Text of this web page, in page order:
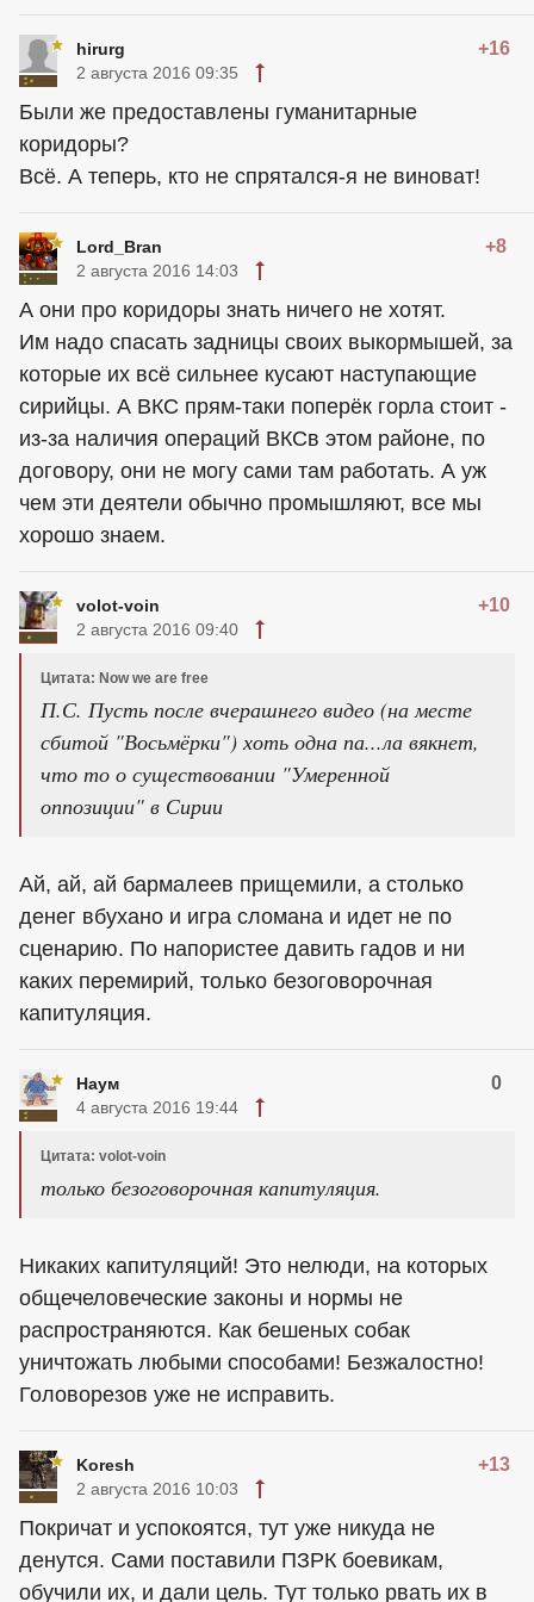
hirurg +16
2 августа 2016 09:35
Были же предоставлены гуманитарные
коридоры?
Всё. А теперь, кто не спрятался-я не виноват!
Lord_Bran +8
2 августа 2016 14:03
А они про коридоры знать ничего не хотят.
Им надо спасать задницы своих выкормышей, за
которые их всё сильнее кусают наступающие
сирийцы. А ВКС прям-таки поперёк горла стоит -
из-за наличия операций ВКСв этом районе, по
договору, они не могу сами там работать. А уж
чем эти деятели обычно промышляют, все мы
хорошо знаем.
volot-voin +10
2 августа 2016 09:40
Цитата: Now we are free
П.С. Пусть после вчерашнего видео (на месте
сбитой "Восьмёрки") хоть одна па...ла вякнет,
что то о существовании "Умеренной
оппозиции" в Сирии
Ай, ай, ай бармалеев прищемили, а столько
денег вбухано и игра сломана и идет не по
сценарию. По напористее давить гадов и ни
каких перемирий, только безоговорочная
капитуляция.
Наум 0
4 августа 2016 19:44
Цитата: volot-voin
только безоговорочная капитуляция.
Никаких капитуляций! Это нелюди, на которых
общечеловеческие законы и нормы не
распространяются. Как бешеных собак
уничтожать любыми способами! Безжалостно!
Головорезов уже не исправить.
Koresh +13
2 августа 2016 10:03
Покричат и успокоятся, тут уже никуда не
денутся. Сами поставили ПЗРК боевикам,
обучили их, и дали цель. Тут только рвать их в